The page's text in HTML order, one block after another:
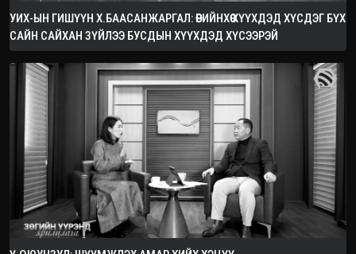
УИХ-ЫН ГИШҮҮН Х.БААСАНЖАРГАЛ: ӨӨРИЙНХӨӨ ХҮҮХДЭД ХҮСДЭГ БҮХ
САЙН САЙХАН ЗҮЙЛЭЭ БУСДЫН ХҮҮХДЭД ХҮСЭЭРЭЙ